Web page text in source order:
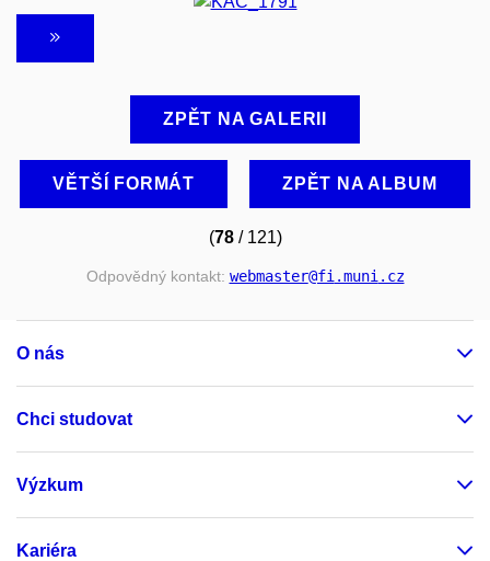
ZPĚT NA GALERII
VĚTŠÍ FORMÁT ZPĚT NA ALBUM
(78/ 121)
Odpovědný kontakt: webmaster@fi.muni.cz
O nás
Chci studovat
Výzkum
Kariéra